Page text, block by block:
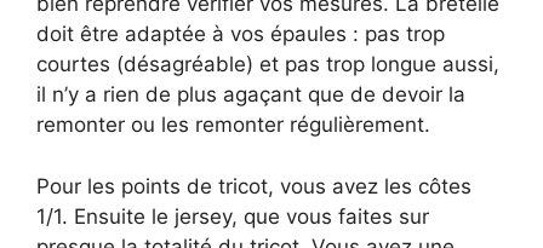
doit être adaptée à vos épaules : pas trop
courtes (désagréable) et pas trop longue aussi,
il n’y a rien de plus agaçant que de devoir la
remonter ou les remonter régulièrement.
Pour les points de tricot, vous avez les côtes
1/1. Ensuite le jersey, que vous faites sur